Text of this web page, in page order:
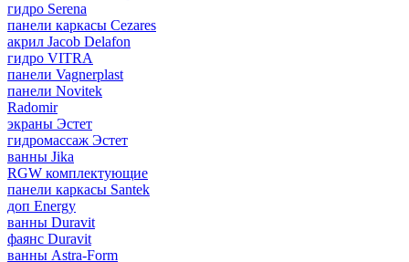
гидро Serena
панели каркасы Cezares
акрил Jacob Delafon
гидро VITRA
панели Vagnerplast
панели Novitek
Radomir
экраны Эстет
гидромассаж Эстет
ванны Jika
RGW комплектующие
панели каркасы Santek
доп Energy
ванны Duravit
фаянс Duravit
ванны Astra-Form